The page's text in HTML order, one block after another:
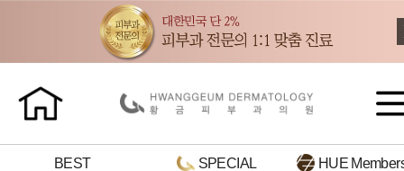
BEST SPECIAL HUE